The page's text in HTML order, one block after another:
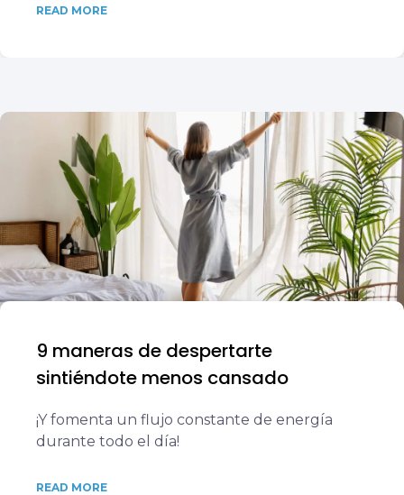
READ MORE
9 maneras de despertarte
sintiéndote menos cansado
¡Y fomenta un flujo constante de energía
durante todo el día!
READ MORE